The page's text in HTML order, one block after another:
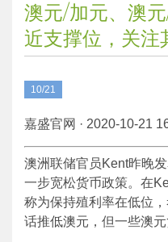
澳元/加元、澳
近支撑位，关注
10/21
嘉盛官网 · 2020-10-21
澳洲联储官员Kent昨晚
一步宽松货币政策。在
称为保持殖利率在低位
话推低澳元，但一些澳